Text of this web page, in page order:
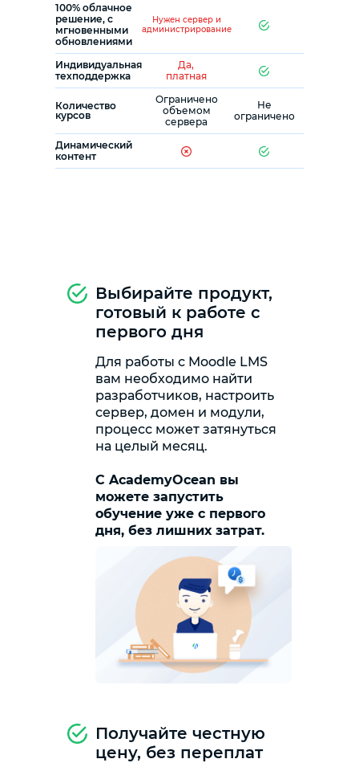
Индивидуальная
техподдержка
100% облачное
решение, с
мгновенными
обновлениями
Количество
курсов
Динамический
контент
Ограничено
объемом
сервера
Не
ограничено
Да,
платная
Нужен сервер и
администрирование
Выбирайте продукт,
готовый к работе с
первого дня
Для работы с Moodle LMS
вам необходимо найти
разработчиков, настроить
сервер, домен и модули,
процесс может затянуться
на целый месяц.
С AcademyOcean вы
можете запустить
обучение уже с первого
дня, без лишних затрат.
Получайте честную
цену, без переплат